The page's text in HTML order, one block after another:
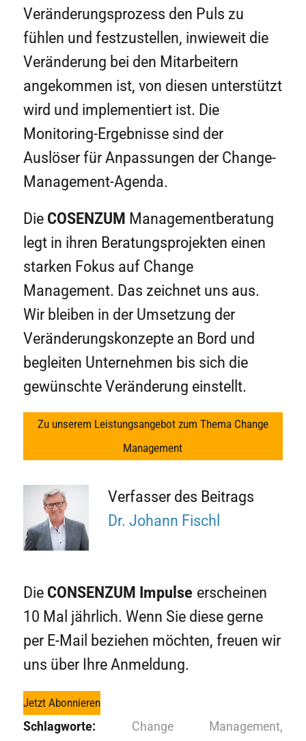
Veränderungsprozess den Puls zu
fühlen und festzustellen, inwieweit die
Veränderung bei den Mitarbeitern
angekommen ist, von diesen unterstützt
wird und implementiert ist. Die
Monitoring-Ergebnisse sind der
Auslöser für Anpassungen der Change-
Management-Agenda.
Die COSENZUM Managementberatung
legt in ihren Beratungsprojekten einen
starken Fokus auf Change
Management. Das zeichnet uns aus.
Wir bleiben in der Umsetzung der
Veränderungskonzepte an Bord und
begleiten Unternehmen bis sich die
gewünschte Veränderung einstellt.
Zu unserem Leistungsangebot zum Thema Change
Management
Verfasser des Beitrags
Dr. Johann Fischl
Die CONSENZUM Impulse erscheinen
10 Mal jährlich. Wenn Sie diese gerne
per E-Mail beziehen möchten, freuen wir
uns über Ihre Anmeldung.
Jetzt Abonnieren
Schlagworte: Change Management,